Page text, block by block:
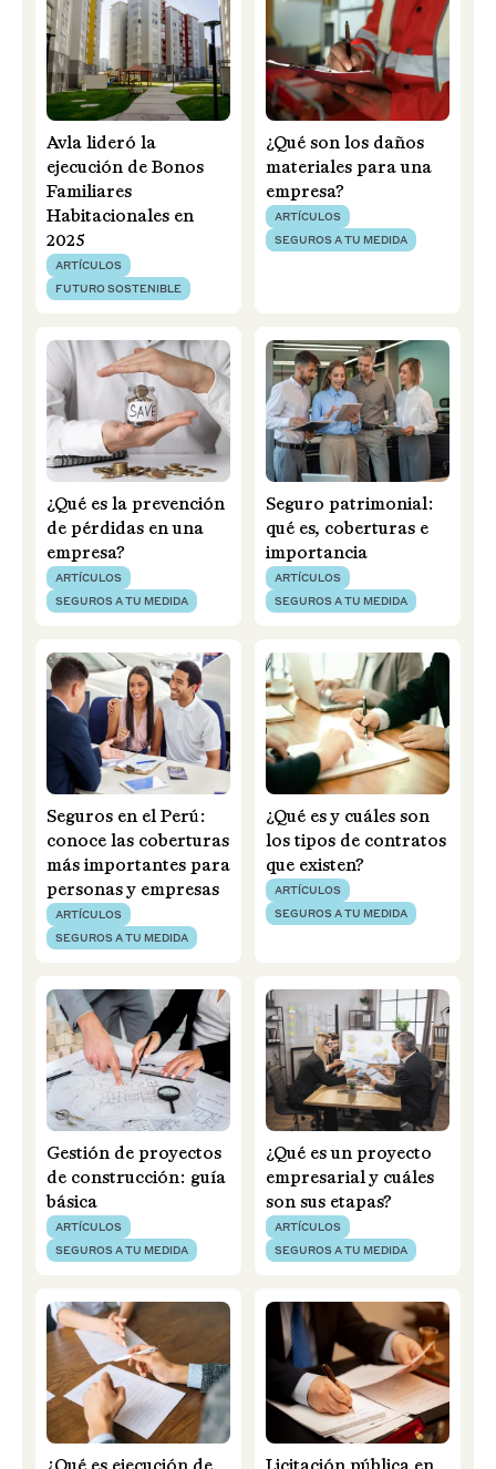
Avla lideró la
ejecución de Bonos
Familiares
Habitacionales en
2025
ARTÍCULOS
FUTURO SOSTENIBLE
¿Qué son los daños
materiales para una
empresa?
ARTÍCULOS
SEGUROS A TU MEDIDA
¿Qué es la prevención
de pérdidas en una
empresa?
ARTÍCULOS
SEGUROS A TU MEDIDA
Seguro patrimonial:
qué es, coberturas e
importancia
ARTÍCULOS
SEGUROS A TU MEDIDA
Seguros en el Perú:
conoce las coberturas
más importantes para
personas y empresas
ARTÍCULOS
SEGUROS A TU MEDIDA
¿Qué es y cuáles son
los tipos de contratos
que existen?
ARTÍCULOS
SEGUROS A TU MEDIDA
Gestión de proyectos
de construcción: guía
básica
ARTÍCULOS
SEGUROS A TU MEDIDA
¿Qué es un proyecto
empresarial y cuáles
son sus etapas?
ARTÍCULOS
SEGUROS A TU MEDIDA